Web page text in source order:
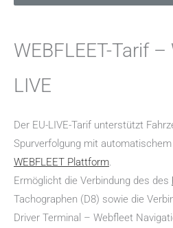
WEBFLEET-Tarif –
LIVE
Der EU-LIVE-Tarif unterstützt
Spurverfolgung mit
WEBFLEET Plattform.
Ermöglicht die Verbindung des des
Tachographen (D8) sowie die
Driver Terminal – Webfleet